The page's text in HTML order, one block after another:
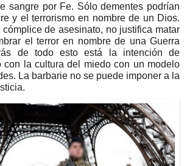
sangre por Fe. Sólo dementes podrían
y el terrorismo en nombre de un Dios.
de asesinato, no justifica matar
el terror en nombre de una Guerra
de todo esto está la intención de
con la cultura del miedo con un modelo
La barbarie no se puede imponer a la